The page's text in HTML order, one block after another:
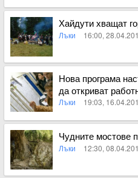
Вижте пълното съдържание
Хайдути хващат
Лъки 16:00,
Нова програма
да откриват
Лъки 19:03,
Вижте пълното съдържание
Чудните мостове
Лъки 12:30,